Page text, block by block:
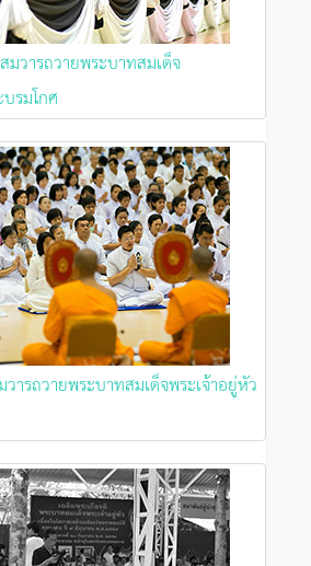
วารถวายพระบาทสมเด็จ
รมโกศ
ารถวายพระบาทสมเด็จพระเจ้าอยู่หัว